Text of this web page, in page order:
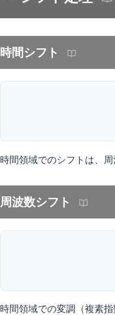
時間シフト
時間領域でのシフトは、
周波数シフト
時間領域での変調（複素